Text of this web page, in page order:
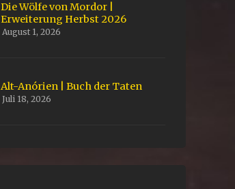
Die Wölfe von Mordor |
Erweiterung Herbst 2026
August 1, 2026
Alt-Anórien | Buch der Taten
Juli 18, 2026